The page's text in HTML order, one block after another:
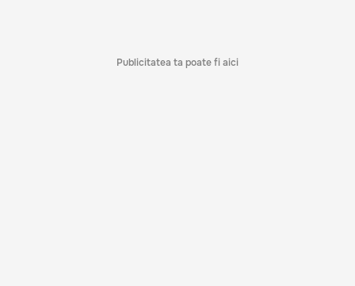
Publicitatea ta poate fi aici